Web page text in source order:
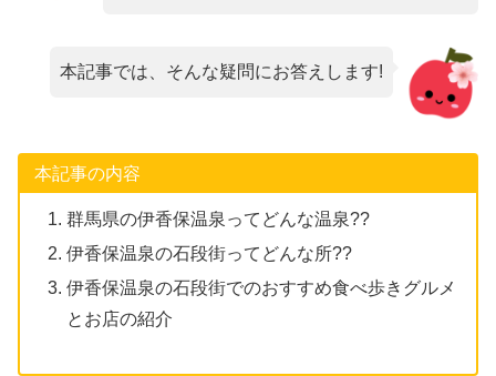
本記事では、そんな疑問にお答えします!
本記事の内容
群馬県の伊香保温泉ってどんな温泉??
伊香保温泉の石段街ってどんな所??
伊香保温泉の石段街でのおすすめ食べ歩きグルメ
とお店の紹介